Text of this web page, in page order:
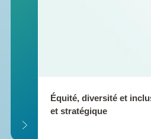
Équité, diversité et
et stratégique